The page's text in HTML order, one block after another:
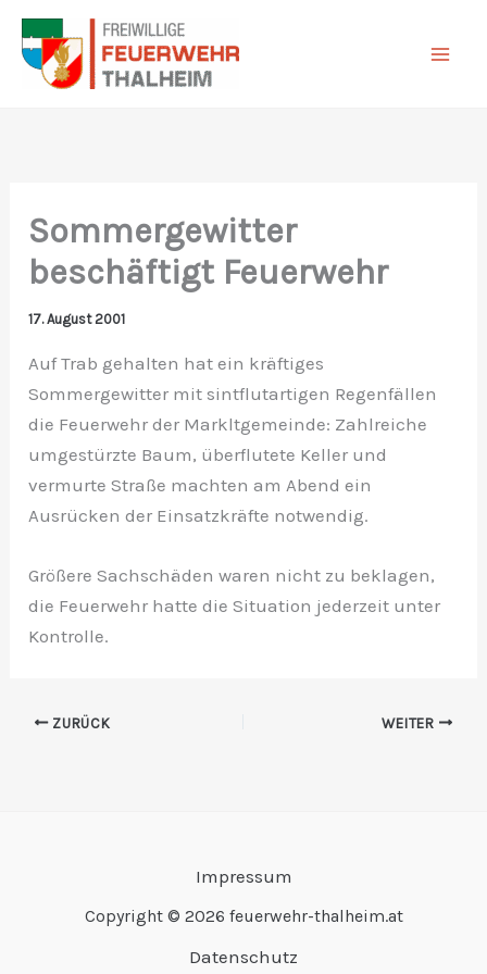
Zum
Inhalt
springen
Sommergewitter
beschäftigt Feuerwehr
17. August 2001
Auf Trab gehalten hat ein kräftiges
Sommergewitter mit sintflutartigen Regenfällen
die Feuerwehr der Markltgemeinde: Zahlreiche
umgestürzte Baum, überflutete Keller und
vermurte Straße machten am Abend ein
Ausrücken der Einsatzkräfte notwendig.
Größere Sachschäden waren nicht zu beklagen,
die Feuerwehr hatte die Situation jederzeit unter
Kontrolle.
ZURÜCK WEITER
Impressum
Copyright © 2026 feuerwehr-thalheim.at
Datenschutz